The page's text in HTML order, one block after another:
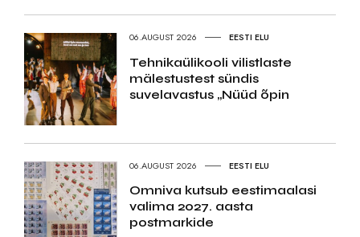
06.AUGUST 2026 EESTI ELU
Tehnikaülikooli vilistlaste
mälestustest sündis
suvelavastus „Nüüd õpin
06.AUGUST 2026 EESTI ELU
Omniva kutsub eestimaalasi
valima 2027. aasta
postmarkide